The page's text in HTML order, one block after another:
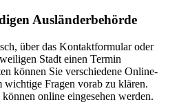
Ausländerbehörde
über das Kontaktformular oder
Stadt einen Termin
können Sie verschiedene Online-
wichtige Fragen vorab zu klären.
online eingesehen werden.